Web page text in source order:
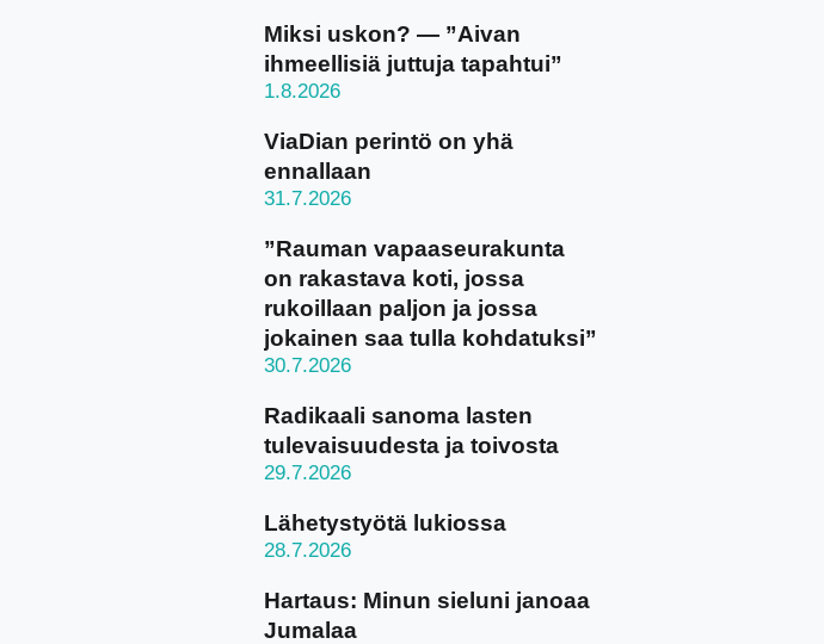
Miksi uskon? — ”Aivan
ihmeellisiä juttuja tapahtui”
1.8.2026
ViaDian perintö on yhä
ennallaan
31.7.2026
”Rauman vapaaseurakunta
on rakastava koti, jossa
rukoillaan paljon ja jossa
jokainen saa tulla kohdatuksi”
30.7.2026
Radikaali sanoma lasten
tulevaisuudesta ja toivosta
29.7.2026
Lähetystyötä lukiossa
28.7.2026
Hartaus: Minun sieluni janoaa
Jumalaa